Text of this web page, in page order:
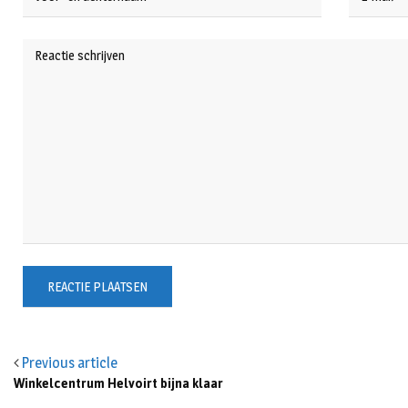
Previous article
Winkelcentrum Helvoirt bijna klaar